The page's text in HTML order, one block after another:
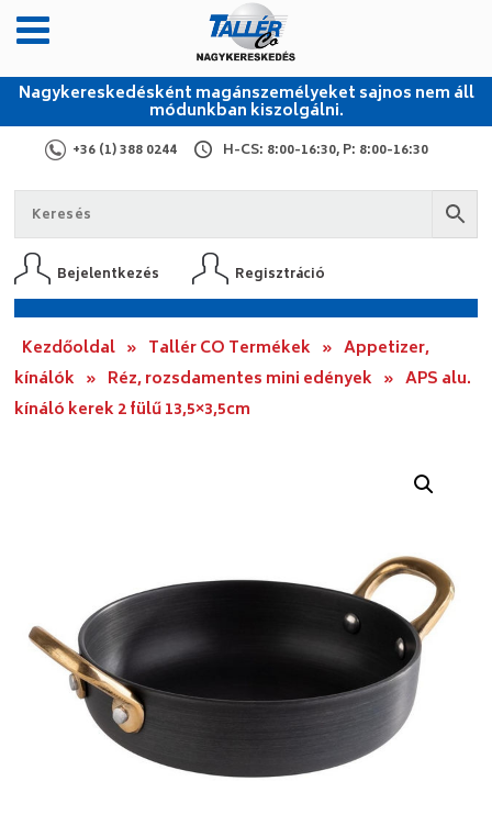
Nagykereskedésként magánszemélyeket sajnos nem áll
módunkban kiszolgálni.
+36 (1) 388 0244 H-CS: 8:00-16:30, P: 8:00-16:30
Bejelentkezés Regisztráció
Kezdőoldal » Tallér CO Termékek » Appetizer,
kínálók » Réz, rozsdamentes mini edények » APS alu.
kínáló kerek 2 fülű 13,5×3,5cm